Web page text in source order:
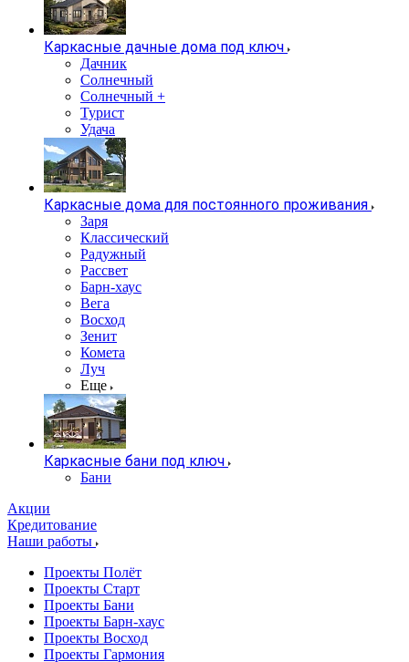
Каркасные дачные дома под ключ
Дачник
Солнечный
Солнечный +
Турист
Удача
Каркасные дома для постоянного проживания
Заря
Классический
Радужный
Рассвет
Барн-хаус
Вега
Восход
Зенит
Комета
Луч
Еще
Каркасные бани под ключ
Бани
Акции
Кредитование
Наши работы
Проекты Полёт
Проекты Старт
Проекты Бани
Проекты Барн-хаус
Проекты Восход
Проекты Гармония